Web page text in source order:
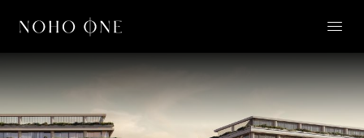
O NOHO ONE
LIFESTYLE